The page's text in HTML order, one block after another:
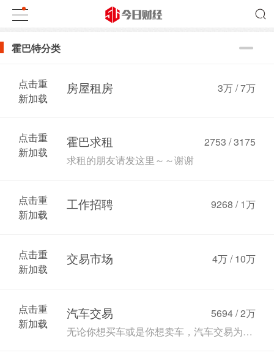
霍巴特分类
点击重
新加载
3万/7万
房屋租房
点击重
新加载
2753 / 3175
霍巴求租
求租的朋友请发这里～～谢谢
点击重
新加载
9268 /1万
工作招聘
点击重
新加载
4万/10万
交易市场
点击重
新加载
5694 /2万
汽车交易
无论你想买车或是你想卖车，汽车交易为您提供了良好的平台和重要的信息